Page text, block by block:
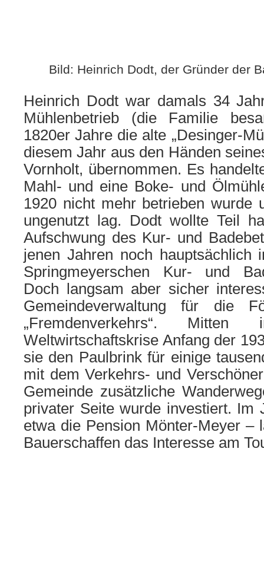
Bild: Heinrich Dodt, der Gründer der
Heinrich Dodt war damals 34
Mühlenbetrieb (die Familie
1820er Jahre die alte „Desinger-
diesem Jahr aus den Händen
Vornholt, übernommen. Es
Mahl- und eine Boke- und
1920 nicht mehr betrieben wurde
ungenutzt lag. Dodt wollte Teil
Aufschwung des Kur- und
jenen Jahren noch hauptsächlich
Springmeyerschen Kur- und
Doch langsam aber sicher
Gemeindeverwaltung für die
„Fremdenverkehrs“.
Weltwirtschaftskrise Anfang der
sie den Paulbrink für einige
mit dem Verkehrs- und
Gemeinde zusätzliche
privater Seite wurde investiert. Im
etwa die Pension Mönter-Meyer –
Bauerschaffen das Interesse am